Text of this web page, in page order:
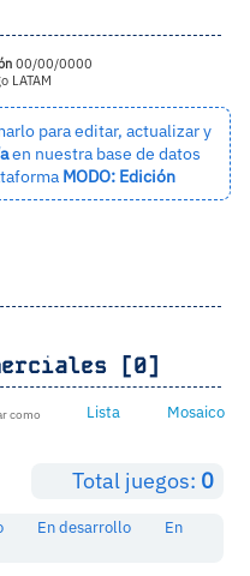
00/00/0000
LATAM
para editar, actualizar y
en nuestra base de datos
MODO: Edición
[0]
como Lista Mosaico
Total juegos: 0
En desarrollo
En